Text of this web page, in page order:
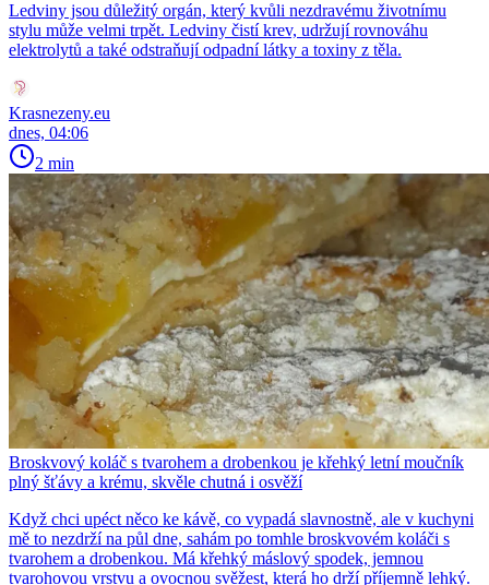
Ledviny jsou důležitý orgán, který kvůli nezdravému životnímu
stylu může velmi trpět. Ledviny čistí krev, udržují rovnováhu
elektrolytů a také odstraňují odpadní látky a toxiny z těla.
Krasnezeny.eu
dnes, 04:06
2 min
Broskvový koláč s tvarohem a drobenkou je křehký letní moučník
plný šťávy a krému, skvěle chutná i osvěží
Když chci upéct něco ke kávě, co vypadá slavnostně, ale v kuchyni
mě to nezdrží na půl dne, sahám po tomhle broskvovém koláči s
tvarohem a drobenkou. Má křehký máslový spodek, jemnou
tvarohovou vrstvu a ovocnou svěžest, která ho drží příjemně lehký.